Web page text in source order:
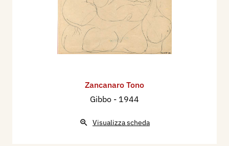
Zancanaro Tono
Gibbo - 1944
Visualizza scheda